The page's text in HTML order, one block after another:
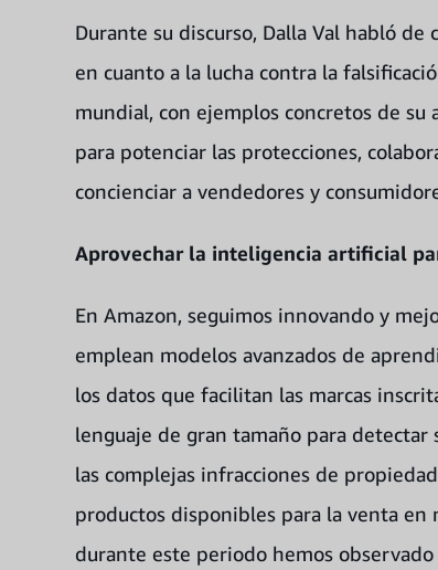
Durante su discurso, Dalla Val habló
en cuanto a la lucha contra la
mundial, con ejemplos concretos de
para potenciar las protecciones,
concienciar a vendedores y
Aprovechar la inteligencia artificial
En Amazon, seguimos innovando y
emplean modelos avanzados de
los datos que facilitan las marcas
lenguaje de gran tamaño para detectar
las complejas infracciones de
productos disponibles para la venta
durante este periodo hemos